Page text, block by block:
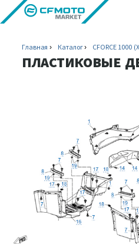
Главная Каталог CFORCE 1000
ПЛАСТИКОВЫЕ